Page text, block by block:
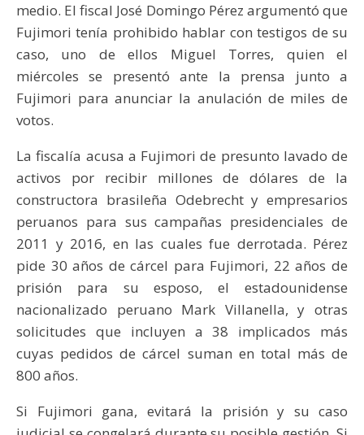
medio. El fiscal José Domingo Pérez argumentó que
Fujimori tenía prohibido hablar con testigos de su
caso, uno de ellos Miguel Torres, quien el
miércoles se presentó ante la prensa junto a
Fujimori para anunciar la anulación de miles de
votos.
La fiscalía acusa a Fujimori de presunto lavado de
activos por recibir millones de dólares de la
constructora brasileña Odebrecht y empresarios
peruanos para sus campañas presidenciales de
2011 y 2016, en las cuales fue derrotada. Pérez
pide 30 años de cárcel para Fujimori, 22 años de
prisión para su esposo, el estadounidense
nacionalizado peruano Mark Villanella, y otras
solicitudes que incluyen a 38 implicados más
cuyas pedidos de cárcel suman en total más de
800 años.
Si Fujimori gana, evitará la prisión y su caso